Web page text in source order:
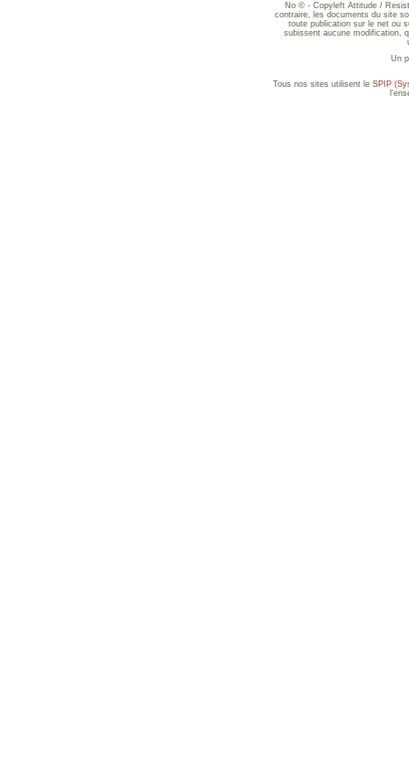
No © - Copyleft Attitude /
contraire, les documents du site
toute publication sur le net ou
subissent aucune modification,
Un
Tous nos sites utilisent le SPIP